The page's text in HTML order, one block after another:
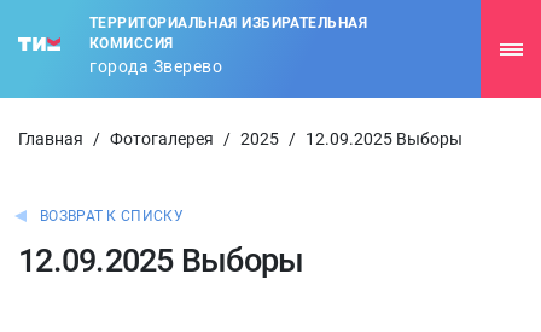
ТЕРРИТОРИАЛЬНАЯ ИЗБИРАТЕЛЬНАЯ
КОМИССИЯ
города Зверево
Главная / Фотогалерея / 2025 / 12.09.2025 Выборы
ВОЗВРАТ К СПИСКУ
12.09.2025 Выборы